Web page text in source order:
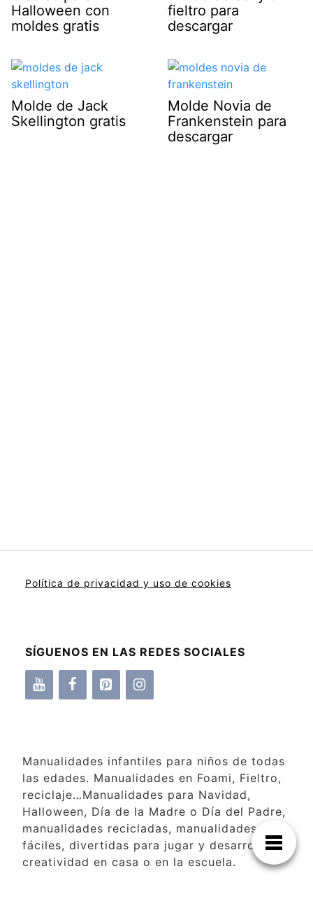
Halloween con
moldes gratis
fieltro para
descargar
Molde de Jack
Skellington gratis
Molde Novia de
Frankenstein para
descargar
Política de privacidad y uso de cookies
SÍGUENOS EN LAS REDES SOCIALES
Manualidades infantiles para niños de todas
las edades. Manualidades en Foami, Fieltro,
reciclaje…Manualidades para Navidad,
Halloween, Día de la Madre o Día del Padre,
manualidades recicladas, manualidades
fáciles, divertidas para jugar y desarrollar la
creatividad en casa o en la escuela.